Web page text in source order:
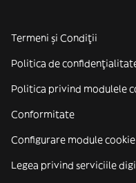
Termeni și Condiții
Politica de
Politica privind modulele
Conformitate
Configurare module cookie
Legea privind serviciile